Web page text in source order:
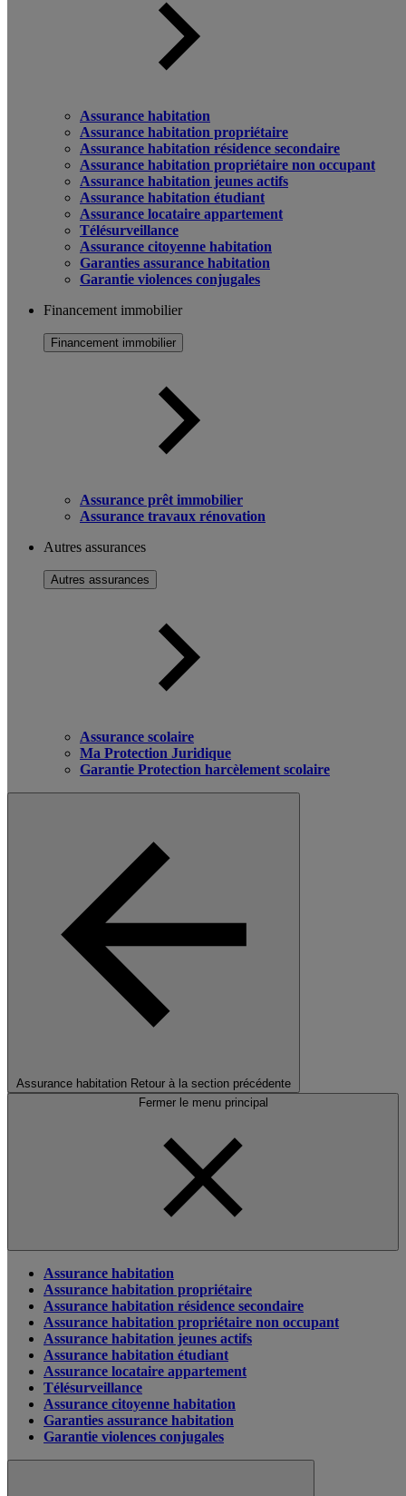
Assurance habitation
Assurance habitation propriétaire
Assurance habitation résidence secondaire
Assurance habitation propriétaire non occupant
Assurance habitation jeunes actifs
Assurance habitation étudiant
Assurance locataire appartement
Télésurveillance
Assurance citoyenne habitation
Garanties assurance habitation
Garantie violences conjugales
Financement immobilier
Financement immobilier
Assurance prêt immobilier
Assurance travaux rénovation
Autres assurances
Autres assurances
Assurance scolaire
Ma Protection Juridique
Garantie Protection harcèlement scolaire
Assurance habitation Retour à la section précédente
Fermer le menu principal
Assurance habitation
Assurance habitation propriétaire
Assurance habitation résidence secondaire
Assurance habitation propriétaire non occupant
Assurance habitation jeunes actifs
Assurance habitation étudiant
Assurance locataire appartement
Télésurveillance
Assurance citoyenne habitation
Garanties assurance habitation
Garantie violences conjugales